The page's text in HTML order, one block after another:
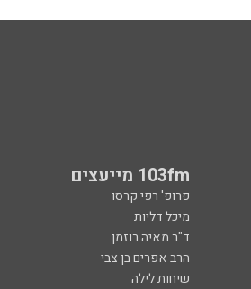
103fm מייעצים
פרופ' רפי קרסו
מיכל דליות
ד"ר מאיה רוזמן
הרב אפרים בן צבי
שיחות לילה